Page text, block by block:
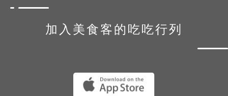
加入美食客的吃吃行列